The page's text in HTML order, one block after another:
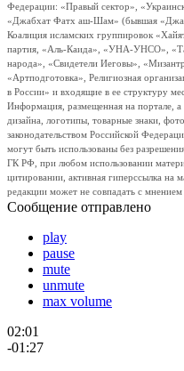
Федерации: «Правый сектор»,
«Джабхат Фатх аш-Шам» (бывшая
Коалиция исламских группировок
партия, «Аль-Каида», «УНА-УНСО»,
народа», «Свидетели Иеговы»,
«Артподготовка», Религиозная
в России» и входящие в ее структуру
Информация, размещенная на портале,
дизайна, логотипы, товарные знаки,
законодательством Российской
могут быть использованы без
ГК РФ, при любом использовании
цитировании, активная гиперссылка на
редакции может не совпадать с
Сообщение отправлено
play
pause
mute
unmute
max volume
02:01
-01:27